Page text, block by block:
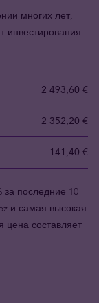
многих лет,
инвестирования
2 493,60 €
2 352,20 €
141,40 €
за последние 10
и самая высокая
цена составляет